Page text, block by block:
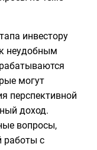
инвестору
неудобным
могут
перспективной
доход.
вопросы,
работы с